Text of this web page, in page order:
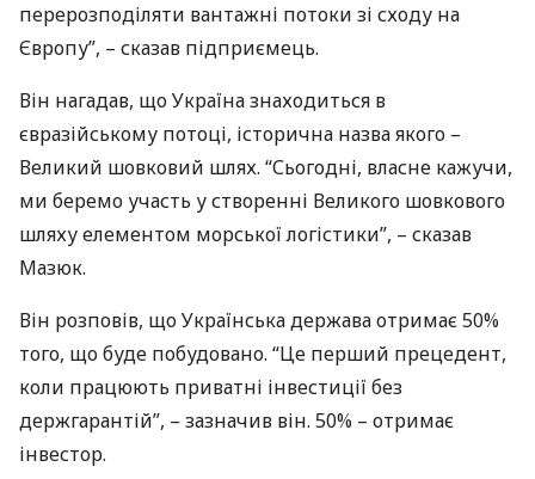
перерозподіляти вантажні потоки зі сходу на
Європу”, – сказав підприємець.
Він нагадав, що Україна знаходиться в
євразійському потоці, історична назва якого –
Великий шовковий шлях. “Сьогодні, власне кажучи,
ми беремо участь у створенні Великого шовкового
шляху елементом морської логістики”, – сказав
Мазюк.
Він розповів, що Українська держава отримає 50%
того, що буде побудовано. “Це перший прецедент,
коли працюють приватні інвестиції без
держгарантій”, – зазначив він. 50% – отримає
інвестор.